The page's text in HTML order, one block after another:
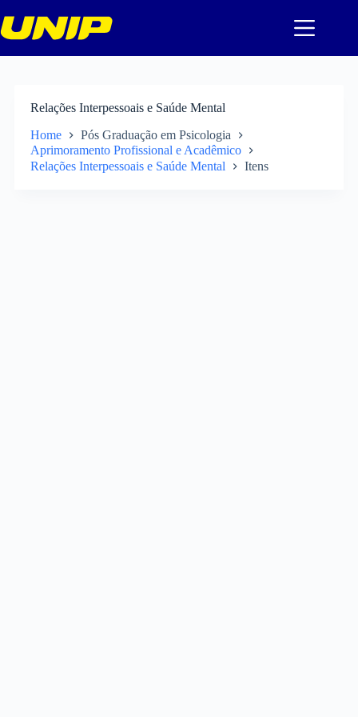
para
o
Relações Interpessoais e Saúde Mental
Home
Pós Graduação em Psicologia
Aprimoramento Profissional e Acadêmico
Relações Interpessoais e Saúde Mental
Itens